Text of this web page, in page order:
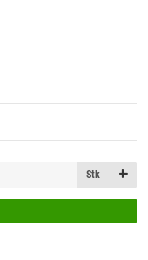
Stk